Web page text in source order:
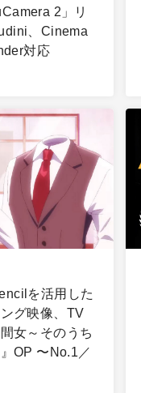
2」リ
、Cinema
対応
を活用した
グ映像、TV
女～そのうち
OP 〜No.1／